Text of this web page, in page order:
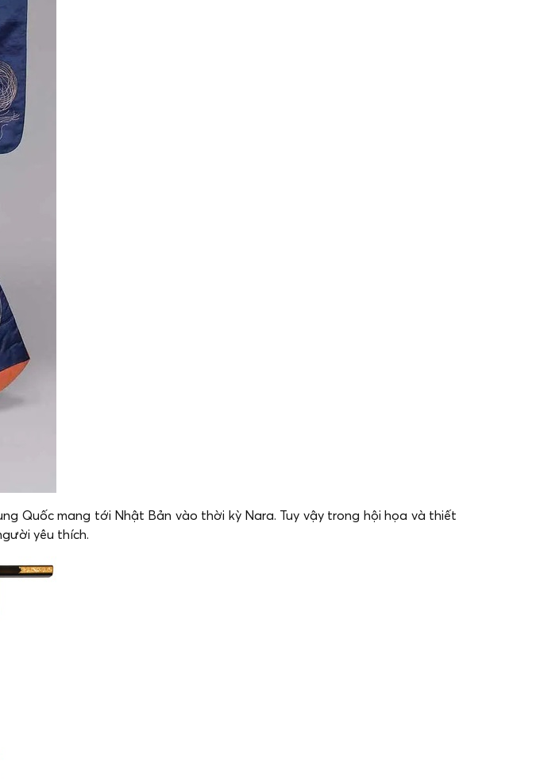
Quốc mang tới Nhật Bản vào thời kỳ Nara. Tuy vậy trong hội họa và thiết
yêu thích.